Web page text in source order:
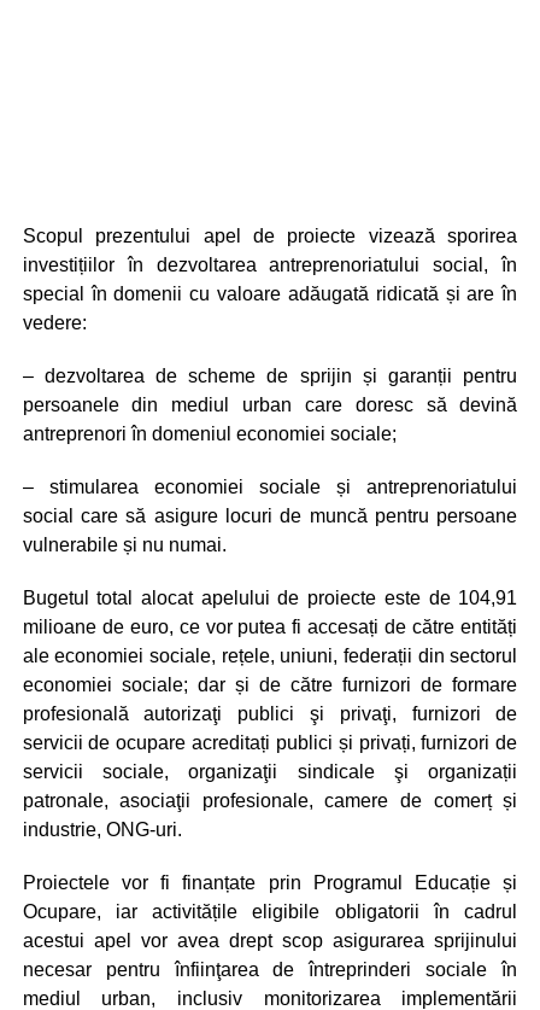
Scopul prezentului apel de proiecte vizează sporirea
investițiilor în dezvoltarea antreprenoriatului social, în
special în domenii cu valoare adăugată ridicată și are în
vedere:
– dezvoltarea de scheme de sprijin și garanții pentru
persoanele din mediul urban care doresc să devină
antreprenori în domeniul economiei sociale;
– stimularea economiei sociale și antreprenoriatului
social care să asigure locuri de muncă pentru persoane
vulnerabile și nu numai.
Bugetul total alocat apelului de proiecte este de 104,91
milioane de euro, ce vor putea fi accesați de către entități
ale economiei sociale, rețele, uniuni, federații din sectorul
economiei sociale; dar și de către furnizori de formare
profesională autorizaţi publici şi privaţi, furnizori de
servicii de ocupare acreditați publici și privați, furnizori de
servicii sociale, organizaţii sindicale şi organizații
patronale, asociaţii profesionale, camere de comerț și
industrie, ONG-uri.
Proiectele vor fi finanțate prin Programul Educație și
Ocupare, iar activitățile eligibile obligatorii în cadrul
acestui apel vor avea drept scop asigurarea sprijinului
necesar pentru înfiinţarea de întreprinderi sociale în
mediul urban, inclusiv monitorizarea implementării